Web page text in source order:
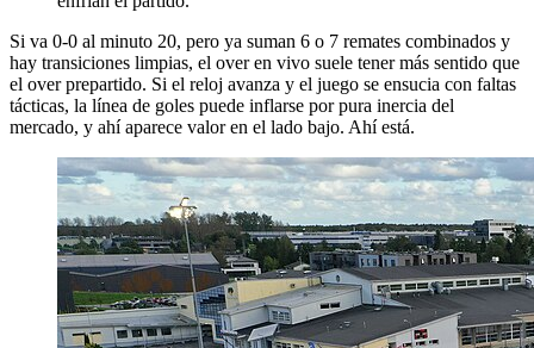
Si va 0-0 al minuto 20, pero ya suman 6 o 7 remates combinados y
hay transiciones limpias, el over en vivo suele tener más sentido que
el over prepartido. Si el reloj avanza y el juego se ensucia con faltas
tácticas, la línea de goles puede inflarse por pura inercia del
mercado, y ahí aparece valor en el lado bajo. Ahí está.